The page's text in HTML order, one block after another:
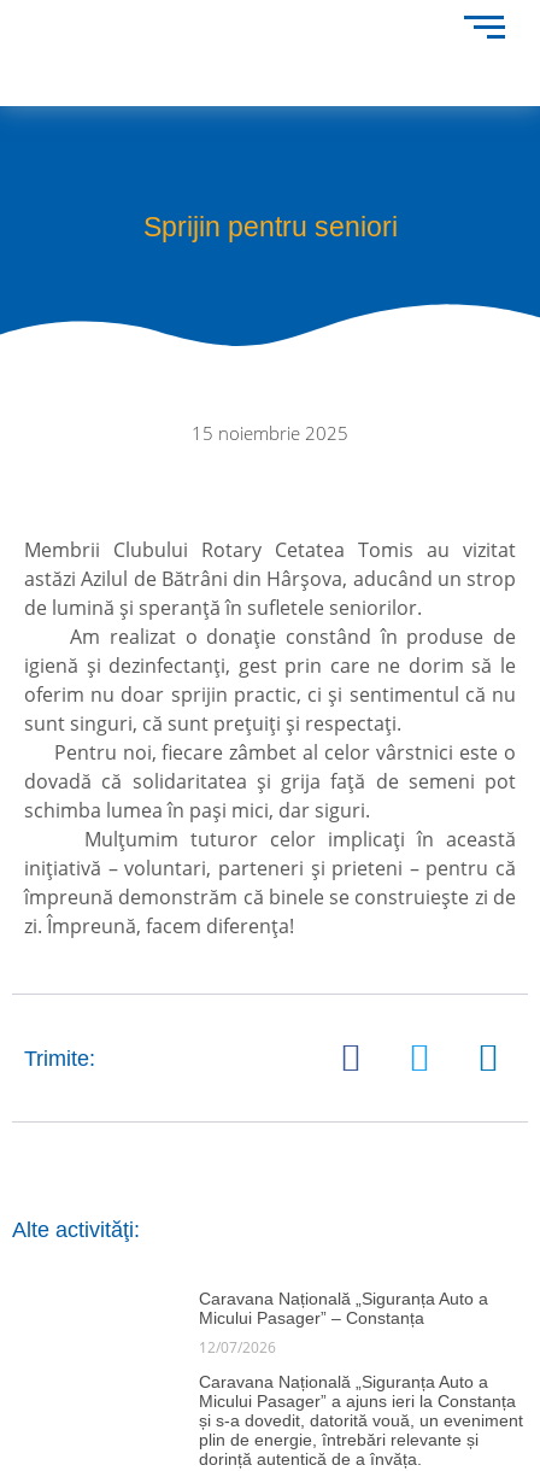
Sprijin pentru seniori
15 noiembrie 2025
Membrii Clubului Rotary Cetatea Tomis au vizitat
astăzi Azilul de Bătrâni din Hârșova, aducând un strop
de lumină și speranță în sufletele seniorilor.
Am realizat o donație constând în produse de
igienă și dezinfectanți, gest prin care ne dorim să le
oferim nu doar sprijin practic, ci și sentimentul că nu
sunt singuri, că sunt prețuiți și respectați.
Pentru noi, fiecare zâmbet al celor vârstnici este o
dovadă că solidaritatea și grija față de semeni pot
schimba lumea în pași mici, dar siguri.
Mulțumim tuturor celor implicați în această
inițiativă – voluntari, parteneri și prieteni – pentru că
împreună demonstrăm că binele se construiește zi de
zi. Împreună, facem diferența!
Trimite:
Alte activităţi:
Caravana Națională „Siguranța Auto a
Micului Pasager” – Constanța
12/07/2026
Caravana Națională „Siguranța Auto a
Micului Pasager” a ajuns ieri la Constanța
și s‑a dovedit, datorită vouă, un eveniment
plin de energie, întrebări relevante și
dorință autentică de a învăța.